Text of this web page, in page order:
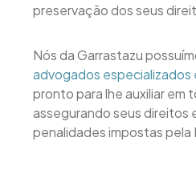
preservação dos seus
Nós da Garrastazu
advogados especializados
pronto para lhe auxiliar em
assegurando seus direitos
penalidades impostas pela